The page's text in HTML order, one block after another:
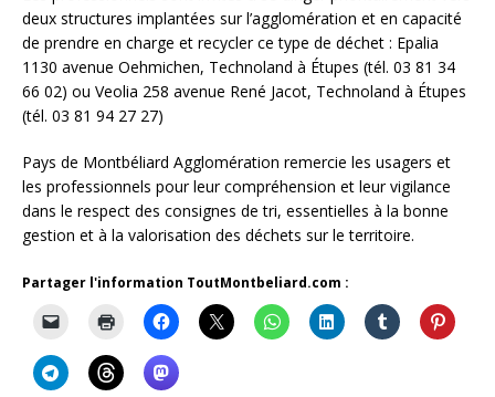
deux structures implantées sur l’agglomération et en capacité
de prendre en charge et recycler ce type de déchet : Epalia
1130 avenue Oehmichen, Technoland à Étupes (tél. 03 81 34
66 02) ou Veolia 258 avenue René Jacot, Technoland à Étupes
(tél. 03 81 94 27 27)
Pays de Montbéliard Agglomération remercie les usagers et
les professionnels pour leur compréhension et leur vigilance
dans le respect des consignes de tri, essentielles à la bonne
gestion et à la valorisation des déchets sur le territoire.
Partager l'information ToutMontbeliard.com :